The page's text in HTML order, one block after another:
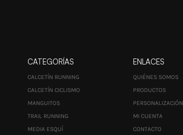
CATEGORÍAS
CALCETÍN RUNNING
CALCETÍN CICLISMO
MANGUITOS
TRAIL RUNNING
MEDIA ESQUÍ
ENLACES
QUIÉNES SOMOS
PRODUCTOS
PERSONALIZACIÓN
MI CUENTA
CONTACTO